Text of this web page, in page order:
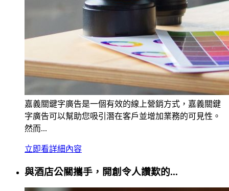
嘉義關鍵字廣告是一個有效的線上營銷方式，嘉義關鍵
字廣告可以幫助您吸引潛在客戶並增加業務的可見性。
然而...
立即看詳細內容
與酒店公關攜手，開創令人讚歎的...